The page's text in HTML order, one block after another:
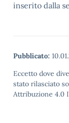
inserito dalla
Pubblicato:
Eccetto dove
stato rilasciato
Attribuzione 4.0